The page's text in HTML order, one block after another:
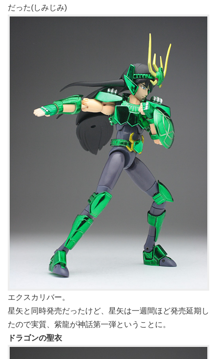
だった(しみじみ)
エクスカリバー。
星矢と同時発売だったけど、星矢は一週間ほど発売延期し
たので実質、紫龍が神話第一弾ということに。
ドラゴンの聖衣